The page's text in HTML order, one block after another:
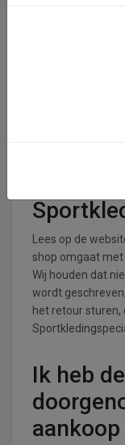
Lees op de
shop omgaat
Wij houden dat
wordt
het retour
Ik heb
aankoop